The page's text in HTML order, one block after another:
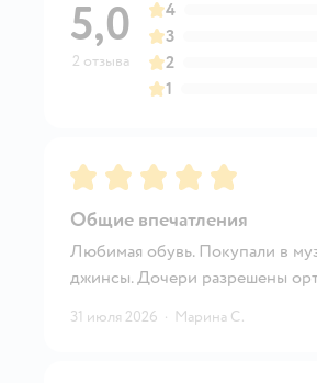
5,0
2 отзыва
4
3
2
1
Рейтинг:5
Общие впечатления
Любимая обувь. Покупали в
джинсы. Дочери разрешены
31 июля 2026 · Марина С.